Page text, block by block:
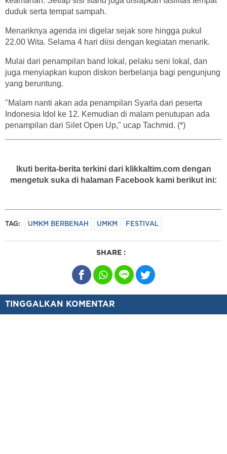
duduk serta tempat sampah.
Menariknya agenda ini digelar sejak sore hingga pukul
22.00 Wita. Selama 4 hari diisi dengan kegiatan menarik.
Mulai dari penampilan band lokal, pelaku seni lokal, dan
juga menyiapkan kupon diskon berbelanja bagi pengunjung
yang beruntung.
"Malam nanti akan ada penampilan Syarla dari peserta
Indonesia Idol ke 12. Kemudian di malam penutupan ada
penampilan dari Silet Open Up," ucap Tachmid. (*)
Ikuti berita-berita terkini dari klikkaltim.com dengan
mengetuk suka di halaman Facebook kami berikut ini:
TAG: UMKM BERBENAH UMKM FESTIVAL
SHARE :
TINGGALKAN KOMENTAR